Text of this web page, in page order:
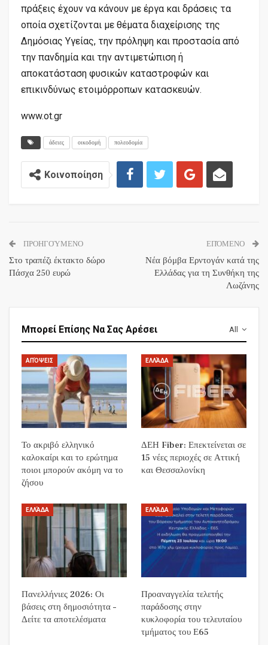
πράξεις έχουν να κάνουν με έργα και δράσεις τα
οποία σχετίζονται με θέματα διαχείρισης της
Δημόσιας Υγείας, την πρόληψη και προστασία από
την πανδημία και την αντιμετώπιση ή
αποκατάσταση φυσικών καταστροφών και
επικινδύνως ετοιμόρροπων κατασκευών.
www.ot.gr
άδειες οικοδομή πολεοδομία
Κοινοποίηση
ΠΡΟΗΓΟΎΜΕΝΟ
Στο τραπέζι έκτακτο δώρο
Πάσχα 250 ευρώ
ΕΠΌΜΕΝΟ
Νέα βόμβα Ερντογάν κατά της
Ελλάδας για τη Συνθήκη της
Λωζάνης
All
Μπορεί Επίσης Να Σας Αρέσει
ΑΠΌΨΕΙΣ
Το ακριβό ελληνικό
καλοκαίρι και το ερώτημα
ποιοι μπορούν ακόμη να το
ζήσου
ΕΛΛΆΔΑ
ΔΕΗ Fiber: Επεκτείνεται σε
15 νέες περιοχές σε Αττική
και Θεσσαλονίκη
ΕΛΛΆΔΑ
Πανελλήνιες 2026: Οι
βάσεις στη δημοσιότητα –
Δείτε τα αποτελέσματα
ΕΛΛΆΔΑ
Προαναγγελία τελετής
παράδοσης στην
κυκλοφορία του τελευταίου
τμήματος του Ε65